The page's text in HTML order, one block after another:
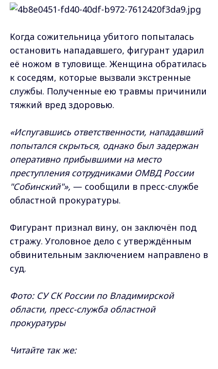
Когда сожительница убитого попыталась
остановить нападавшего, фигурант ударил
её ножом в туловище. Женщина обратилась
к соседям, которые вызвали экстренные
службы. Полученные ею травмы причинили
тяжкий вред здоровью.
«Испугавшись ответственности, нападавший
попытался скрыться, однако был задержан
оперативно прибывшими на место
преступления сотрудниками ОМВД России
"Собинский"», — сообщили в пресс-службе
областной прокуратуры.
Фигурант признал вину, он заключён под
стражу. Уголовное дело с утверждённым
обвинительным заключением направлено в
суд.
Фото: СУ СК России по Владимирской
области, пресс-служба областной
прокуратуры
Читайте так же: